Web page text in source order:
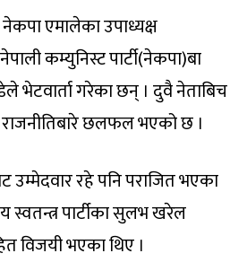
एमालेका उपाध्यक्ष
कम्युनिस्ट पार्टी(नेकपा)बा
भेटवार्ता गरेका छन् । दुवै नेताबिच
छलफल भएको छ ।
उम्मेदवार रहे पनि पराजित भएका
स्वतन्त्र पार्टीका सुलभ खरेल
विजयी भएका थिए ।